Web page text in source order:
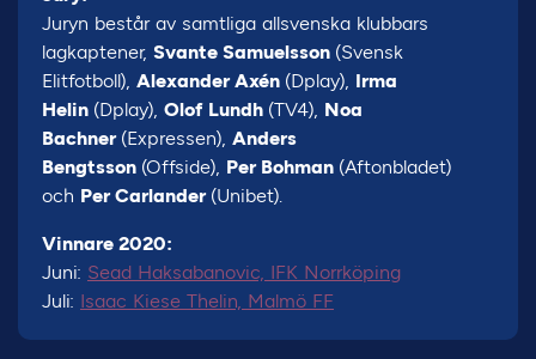
Juryn består av samtliga allsvenska klubbars
lagkaptener, Svante Samuelsson (Svensk
Elitfotboll), Alexander Axén (Dplay), Irma
Helin (Dplay), Olof Lundh (TV4), Noa
Bachner (Expressen), Anders
Bengtsson (Offside), Per Bohman (Aftonbladet)
och Per Carlander (Unibet).
Vinnare 2020:
Juni: Sead Haksabanovic, IFK Norrköping
Juli: Isaac Kiese Thelin, Malmö FF